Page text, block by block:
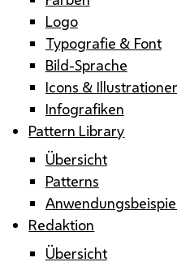
Logo
Typografie & Font
Bild-Sprache
Icons &
Infografiken
Pattern Library
Übersicht
Patterns
Redaktion
Übersicht